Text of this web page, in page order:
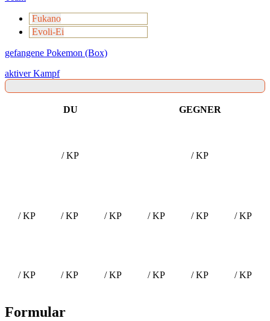
Fukano
Evoli-Ei
gefangene Pokemon (Box)
aktiver Kampf
DU GEGNER
/ KP / KP
/ KP / KP / KP / KP / KP / KP
/ KP / KP / KP / KP / KP / KP
Formular